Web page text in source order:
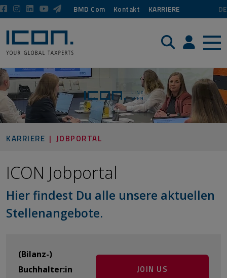
BMD Com Kontakt KARRIERE DE
Suche Login /
KARRIERE JOBPORTAL
ICON Jobportal
Hier findest Du alle unsere aktuellen
Stellenangebote.
(Bilanz-)
Buchhalter:in
JOIN US